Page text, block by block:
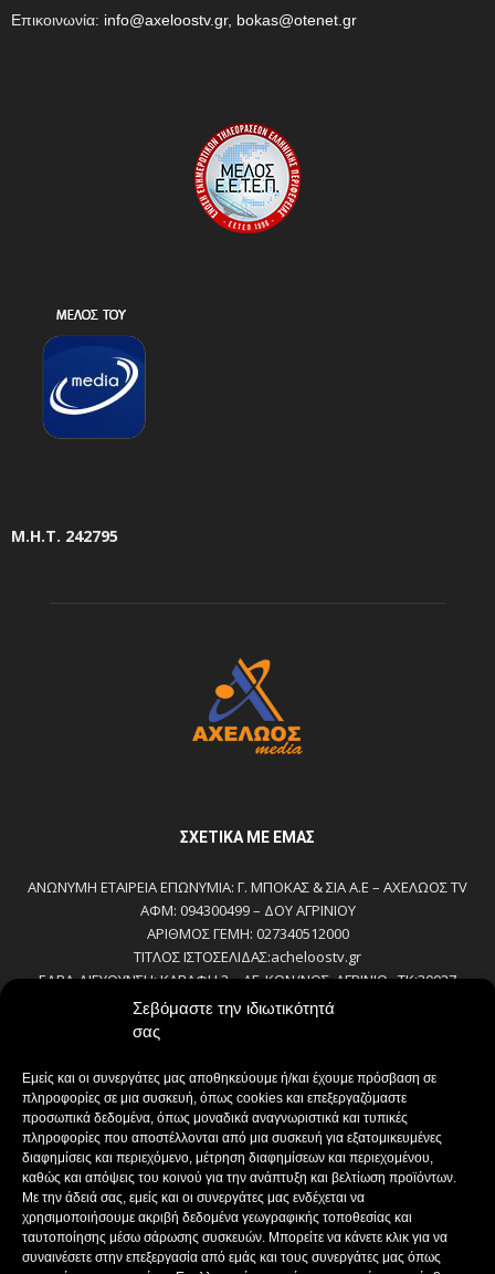
Σεβόμαστε την ιδιωτικότητά
σας
Εμείς και οι συνεργάτες μας αποθηκεύουμε ή/και έχουμε πρόσβαση σε
πληροφορίες σε μια συσκευή, όπως cookies και επεξεργαζόμαστε
προσωπικά δεδομένα, όπως μοναδικά αναγνωριστικά και τυπικές
πληροφορίες που αποστέλλονται από μια συσκευή για εξατομικευμένες
διαφημίσεις και περιεχόμενο, μέτρηση διαφημίσεων και περιεχομένου,
καθώς και απόψεις του κοινού για την ανάπτυξη και βελτίωση προϊόντων.
Με την άδειά σας, εμείς και οι συνεργάτες μας ενδέχεται να
χρησιμοποιήσουμε ακριβή δεδομένα γεωγραφικής τοποθεσίας και
ταυτοποίησης μέσω σάρωσης συσκευών. Μπορείτε να κάνετε κλικ για να
συναινέσετε στην επεξεργασία από εμάς και τους συνεργάτες μας όπως
Επικοινωνία: info@axeloostv.gr, bokas@otenet.gr
Μ.Η.Τ. 242795
ΣΧΕΤΙΚΆ ΜΕ ΕΜΆΣ
ΑΝΩΝΥΜΗ ΕΤΑΙΡΕΙΑ ΕΠΩΝΥΜΙΑ: Γ. ΜΠΟΚΑΣ & ΣΙΑ Α.Ε – ΑΧΕΛΩΟΣ TV
ΑΦΜ: 094300499 – ΔΟΥ ΑΓΡΙΝΙΟΥ
ΑΡΙΘΜΟΣ ΓΕΜΗ: 027340512000
ΤΙΤΛΟΣ ΙΣΤΟΣΕΛΙΔΑΣ:acheloostv.gr
ΕΔΡΑ-ΔΙΕΥΘΥΝΣΗ: ΚΑΒΑΦΗ 2 – ΑΓ. ΚΩΝ/ΝΟΣ, ΑΓΡΙΝΙΟ , ΤΚ:30027
ΤΗΛΕΦΩΝΟ: 2641022803 – 58800
E-MAIL: bokas@otenet.gr, info@axeloostv.gr
ΝΟΜΙΜΟΣ ΕΚΠΡΟΣΩΠΟΣ: ΜΠΟΚΑΣ ΚΩΝ/ΝΟΣ
ΔΙΕΥΘΥΝΤΗΣ: ΜΠΟΚΑΣ ΚΩΝ/ΝΟΣ
ΔΙΕΥΘΥΝΤΗΣ ΣΥΝΤΑΞΗΣ:ΚΟΥΤΣΙΚΟΣ ΠΑΝΤΕΛΗΣ
ΔΙΑΧΕΙΡΙΣΤΗΣ-ΔΙΚΑΙΟΥΧΟΣ domain: ΜΠΟΚΑΣ ΚΩΝ/ΝΟΣ – Γ. ΜΠΟΚΑΣ &
ΣΙΑ Α.Ε
ΔΗΜΟΣΙΟΓΡΑΦΟΙ:
ΚΟΥΤΣΙΚΟΣ ΠΑΝΤΕΛΗΣ
ΒΑΚΡΑΚΟΥ ΣΟΦΙΑ
ΠΑΠΑΔΗΜΗΤΡΙΟΥ ΔΗΜΗΤΡΗΣ